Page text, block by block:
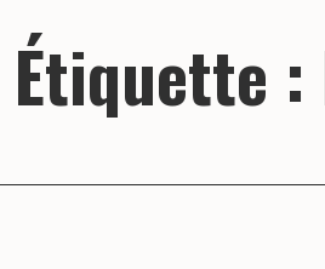
Étiquette :